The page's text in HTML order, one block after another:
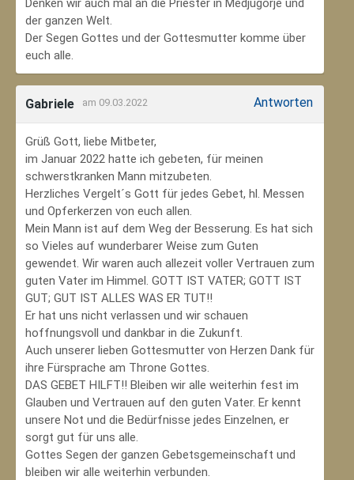
Denken wir auch mal an die Priester in Medjugorje und
der ganzen Welt.
Der Segen Gottes und der Gottesmutter komme über
euch alle.
Gabriele am 09.03.2022 Antworten
Grüß Gott, liebe Mitbeter,
im Januar 2022 hatte ich gebeten, für meinen
schwerstkranken Mann mitzubeten.
Herzliches Vergelt´s Gott für jedes Gebet, hl. Messen
und Opferkerzen von euch allen.
Mein Mann ist auf dem Weg der Besserung. Es hat sich
so Vieles auf wunderbarer Weise zum Guten
gewendet. Wir waren auch allezeit voller Vertrauen zum
guten Vater im Himmel. GOTT IST VATER; GOTT IST
GUT; GUT IST ALLES WAS ER TUT!!
Er hat uns nicht verlassen und wir schauen
hoffnungsvoll und dankbar in die Zukunft.
Auch unserer lieben Gottesmutter von Herzen Dank für
ihre Fürsprache am Throne Gottes.
DAS GEBET HILFT!! Bleiben wir alle weiterhin fest im
Glauben und Vertrauen auf den guten Vater. Er kennt
unsere Not und die Bedürfnisse jedes Einzelnen, er
sorgt gut für uns alle.
Gottes Segen der ganzen Gebetsgemeinschaft und
bleiben wir alle weiterhin verbunden.